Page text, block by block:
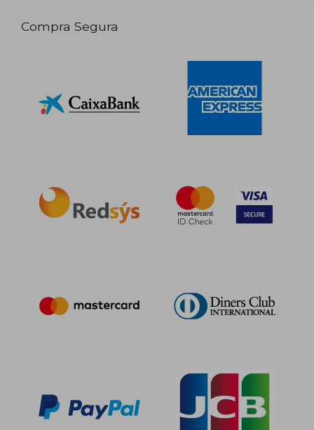
Compra Segura